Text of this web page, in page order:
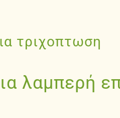
τριχοπτωση
λαμπερή